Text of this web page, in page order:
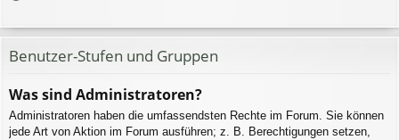
Benutzer-Stufen und Gruppen
Was sind Administratoren?
Administratoren haben die umfassendsten Rechte im Forum. Sie können
jede Art von Aktion im Forum ausführen; z. B. Berechtigungen setzen,